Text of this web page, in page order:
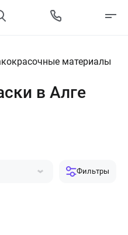
материалы
в Алге
Фильтры